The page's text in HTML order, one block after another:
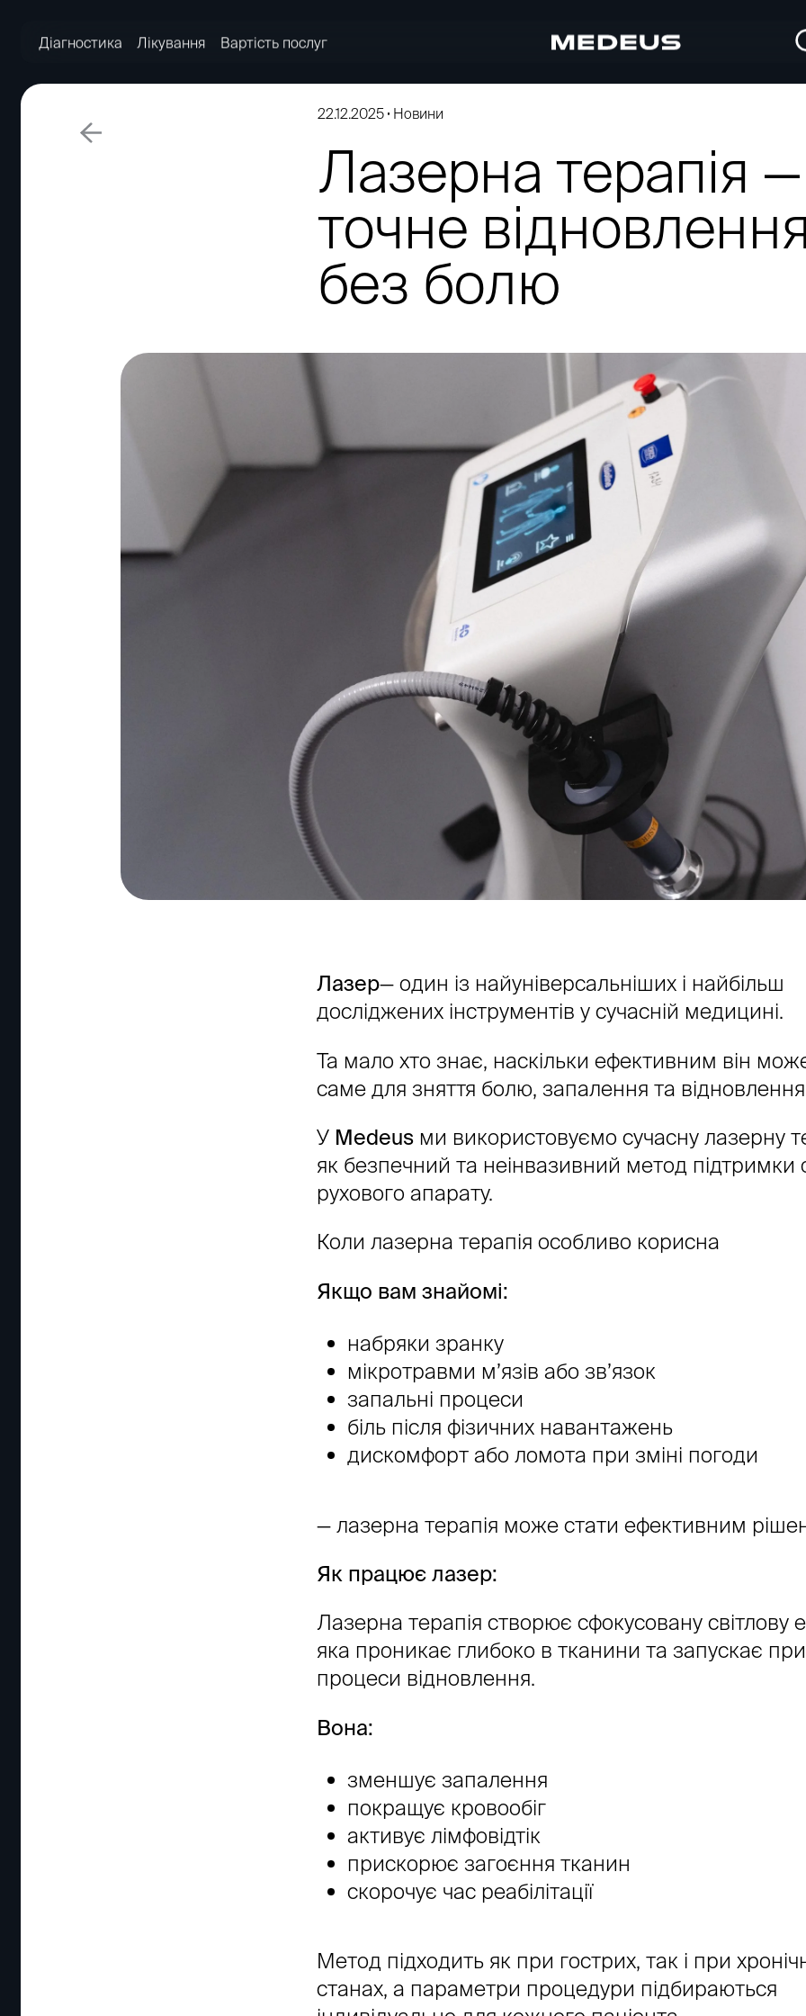
Діагностика Лікування Вартість послуг
22.12.2025 Новини
Лазерна терапія —
точне
без болю
Лазер— один із найуніверсальніших і найбільш
досліджених інструментів у сучасній медицині.
Та мало хто знає, наскільки ефективним він
саме для зняття болю, запалення та
У Medeus ми використовуємо сучасну лазерну
як безпечний та неінвазивний метод підтримки
рухового апарату.
Коли лазерна терапія особливо корисна
Якщо вам знайомі:
набряки зранку
мікротравми м’язів або зв’язок
запальні процеси
біль після фізичних навантажень
дискомфорт або ломота при зміні погоди
— лазерна терапія може стати ефективним
Як працює лазер:
Лазерна терапія створює сфокусовану світлову
яка проникає глибоко в тканини та запускає
процеси відновлення.
Вона:
зменшує запалення
покращує кровообіг
активує лімфовідтік
прискорює загоєння тканин
скорочує час реабілітації
Метод підходить як при гострих, так і при
станах, а параметри процедури підбираються